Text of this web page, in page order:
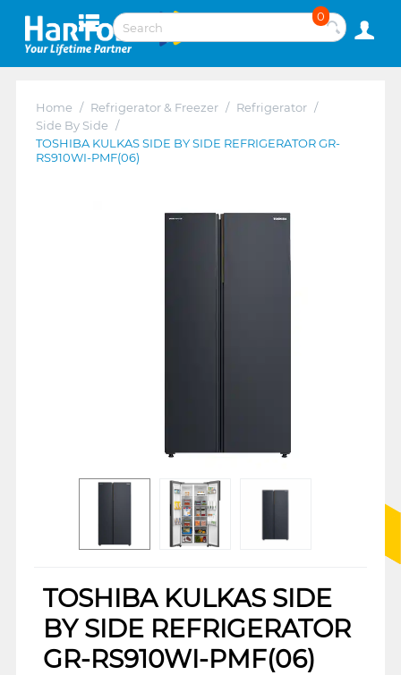
0
Home / Refrigerator & Freezer / Refrigerator /
Side By Side /
TOSHIBA KULKAS SIDE BY SIDE REFRIGERATOR GR-
RS910WI-PMF(06)
TOSHIBA KULKAS SIDE
BY SIDE REFRIGERATOR
GR-RS910WI-PMF(06)